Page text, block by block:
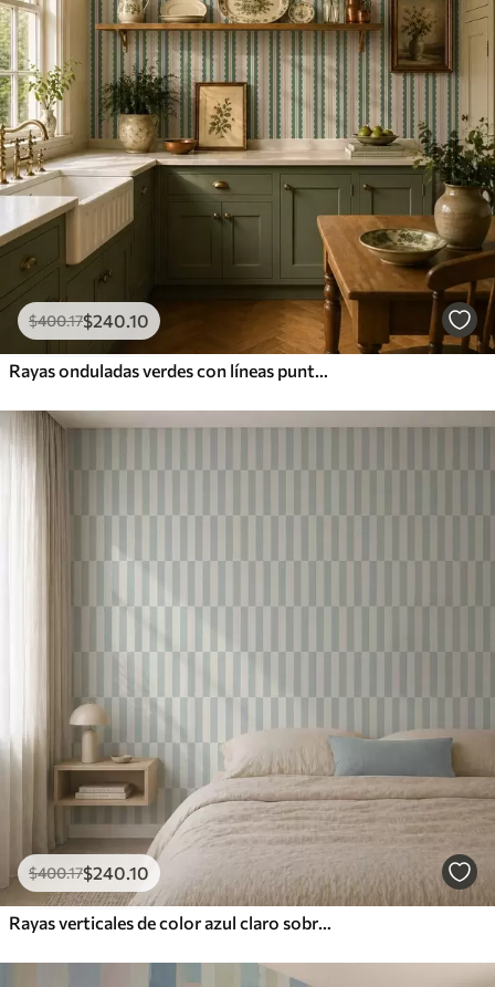
$400.17$240.10
Rayas onduladas verdes con líneas punteadas
$400.17$240.10
Rayas verticales de color azul claro sobre un fondo claro